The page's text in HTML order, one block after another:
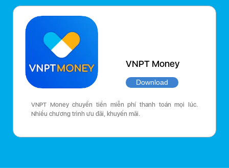
VNPT Money
Download
VNPT Money chuyển tiền miễn phí thanh toán mọi lúc.
Nhiều chương trình ưu đãi, khuyến mãi.